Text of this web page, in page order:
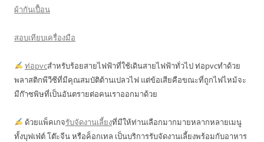
ผ้ากันเปื้อน
สอบเทียบเครื่องมือ
ท่อpvcสำหรับร้อยสายไฟฟ้าที่ใช้เดินสายไฟฟ้าทั่วไป ท่อpvcทำด้วย
พลาสติกพีวีซีที่มีคุณสมบัติต้านเปลวไฟ แต่ข้อเสียคือขณะที่ถูกไฟไหม้จะ
มีก๊าซพิษที่เป็นอันตรายต่อคนเราออกมาด้วย
ด้วยแพ็คเกจรับจัดงานเลี้ยงที่มีให้ท่านเลือกมากมายหลากหลายเมนู
ทั้งบุฟเฟ่ต์ โต๊ะจีน หรือค็อกเทล เป็นบริการรับจัดงานเลี้ยงพร้อมกับอาหาร